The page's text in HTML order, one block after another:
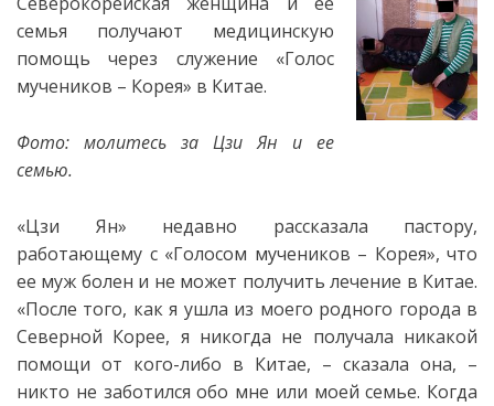
семья получают медицинскую
помощь через служение «Голос
мучеников – Корея» в Китае.
Фото: молитесь за Цзи Ян и ее
семью.
«Цзи Ян» недавно рассказала пастору,
работающему с «Голосом мучеников – Корея», что
ее муж болен и не может получить лечение в Китае.
«После того, как я ушла из моего родного города в
Северной Корее, я никогда не получала никакой
помощи от кого-либо в Китае, – сказала она, –
никто не заботился обо мне или моей семье. Когда